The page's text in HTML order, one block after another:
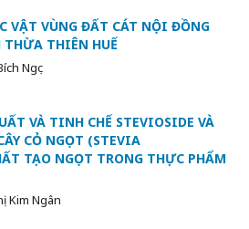
VẬT VÙNG ĐẤT CÁT NỘI ĐỒNG
THỪA THIÊN HUẾ
Ngọc
VÀ TINH CHẾ STEVIOSIDE VÀ
CỎ NGỌT (STEVIA
TẠO NGỌT TRONG THỰC PHẨM
Kim Ngân